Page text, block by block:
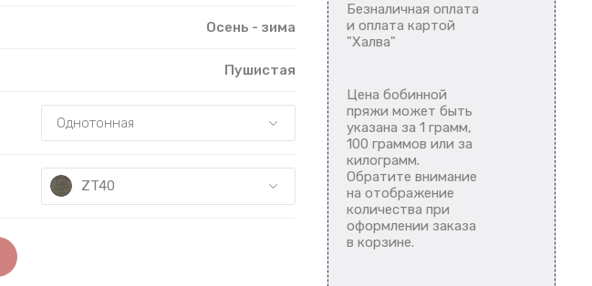
Осень - зима
Пушистая
ZT40
Безналичная оплата
и оплата картой
"Халва"
Цена бобинной
пряжи может быть
указана за 1 грамм,
100 граммов или за
килограмм.
Обратите внимание
на отображение
количества при
оформлении заказа
в корзине.